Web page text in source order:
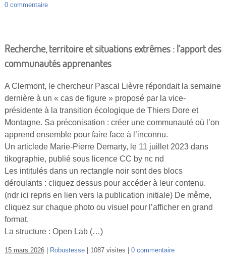
0 commentaire
Recherche, territoire et situations extrêmes : l’apport des
communautés apprenantes
A Clermont, le chercheur Pascal Lièvre répondait la semaine
dernière à un « cas de figure » proposé par la vice-
présidente à la transition écologique de Thiers Dore et
Montagne. Sa préconisation : créer une communauté où l’on
apprend ensemble pour faire face à l’inconnu.
Un articlede Marie-Pierre Demarty, le 11 juillet 2023 dans
tikographie, publié sous licence CC by nc nd
Les intitulés dans un rectangle noir sont des blocs
déroulants : cliquez dessus pour accéder à leur contenu.
(ndr ici repris en lien vers la publication initiale) De même,
cliquez sur chaque photo ou visuel pour l’afficher en grand
format.
La structure : Open Lab (…)
15 mars 2026 Robustesse 1087 visites 0 commentaire